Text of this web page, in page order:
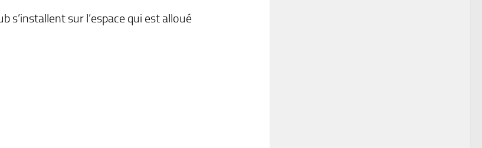
s’installent sur l’espace qui est alloué